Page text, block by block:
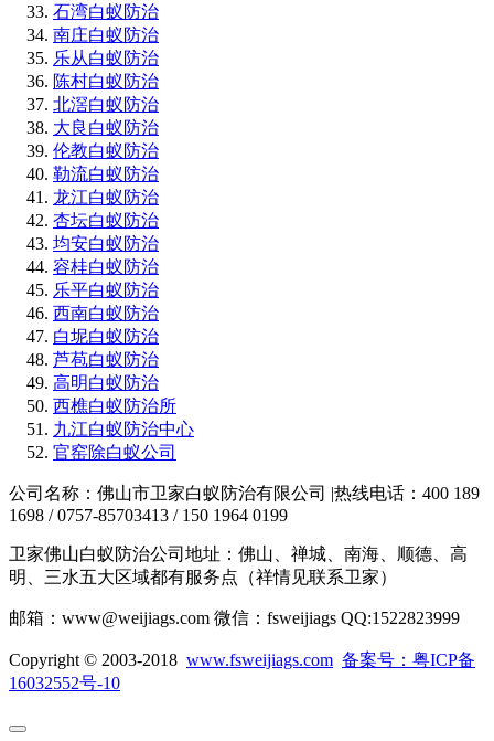
石湾白蚁防治
南庄白蚁防治
乐从白蚁防治
陈村白蚁防治
北滘白蚁防治
大良白蚁防治
伦教白蚁防治
勒流白蚁防治
龙江白蚁防治
杏坛白蚁防治
均安白蚁防治
容桂白蚁防治
乐平白蚁防治
西南白蚁防治
白坭白蚁防治
芦苞白蚁防治
高明白蚁防治
西樵白蚁防治所
九江白蚁防治中心
官窑除白蚁公司
公司名称：佛山市卫家白蚁防治有限公司 |热线电话：400 189
1698 / 0757-85703413 / 150 1964 0199
卫家佛山白蚁防治公司地址：佛山、禅城、南海、顺德、高
明、三水五大区域都有服务点（祥情见联系卫家）
邮箱：www@weijiags.com 微信：fsweijiags QQ:1522823999
Copyright © 2003-2018 www.fsweijiags.com 备案号：粤ICP备
16032552号-10